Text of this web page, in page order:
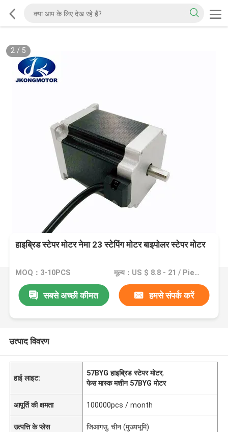
2/ 5
हाइब्रिड स्टेपर मोटर नेमा 23 स्टेपिंग मोटर बाइपोलर स्टेपर मोटर
MOQ：3-10PCS मूल्य：US $ 8.8 - 21 / Pieces
सबसे अच्छी कीमत हमसे संपर्क करें
उत्पाद विवरण
हाई लाइट:
57BYG हाइब्रिड स्टेपर मोटर,
फेस मास्क मशीन 57BYG मोटर
आपूर्ति की क्षमता 100000pcs / month
उत्पत्ति के प्लेस जिआंगसु, चीन (मुख्यभूमि)